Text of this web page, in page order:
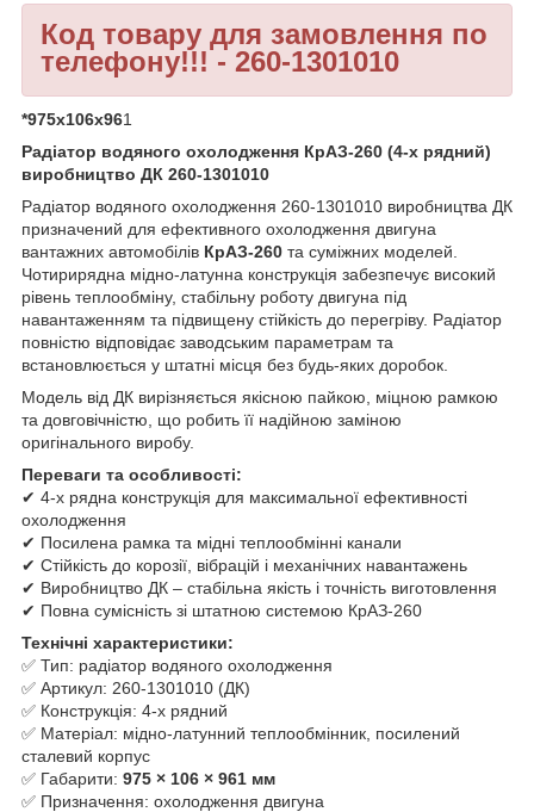
Код товару для замовлення по
телефону!!! - 260-1301010
*975х106х961
Радіатор водяного охолодження КрАЗ-260 (4-х рядний)
виробництво ДК 260-1301010
Радіатор водяного охолодження 260-1301010 виробництва ДК
призначений для ефективного охолодження двигуна
вантажних автомобілів КрАЗ-260 та суміжних моделей.
Чотирирядна мідно-латунна конструкція забезпечує високий
рівень теплообміну, стабільну роботу двигуна під
навантаженням та підвищену стійкість до перегріву. Радіатор
повністю відповідає заводським параметрам та
встановлюється у штатні місця без будь-яких доробок.
Модель від ДК вирізняється якісною пайкою, міцною рамкою
та довговічністю, що робить її надійною заміною
оригінального виробу.
Переваги та особливості:
✔ 4-х рядна конструкція для максимальної ефективності
охолодження
✔ Посилена рамка та мідні теплообмінні канали
✔ Стійкість до корозії, вібрацій і механічних навантажень
✔ Виробництво ДК – стабільна якість і точність виготовлення
✔ Повна сумісність зі штатною системою КрАЗ-260
Технічні характеристики:
✅ Тип: радіатор водяного охолодження
✅ Артикул: 260-1301010 (ДК)
✅ Конструкція: 4-х рядний
✅ Матеріал: мідно-латунний теплообмінник, посилений
сталевий корпус
✅ Габарити: 975 × 106 × 961 мм
✅ Призначення: охолодження двигуна